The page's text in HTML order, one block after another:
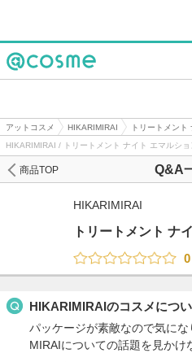
アットコスメ HIKARIMIRAI トリートメント
HIKARIMIRAI / トリートメント ナイト エマルシ
Q&A
商品TOP
HIKARIMIRAI
トリートメント ナ
0
HIKARIMIRAIのコスメにつ
パッケージが素敵なので気に
MIRAIについての話題を見かけ